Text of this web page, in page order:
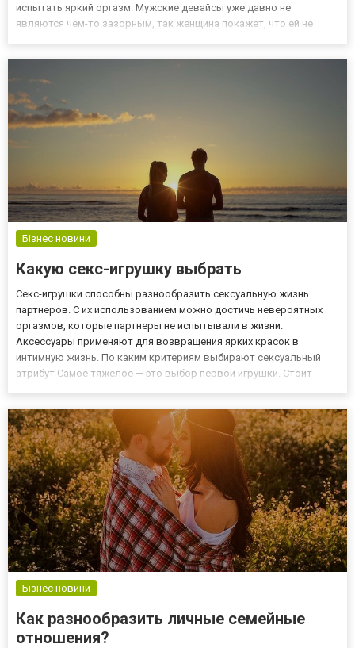
испытать яркий оргазм. Мужские девайсы уже давно не
являются чем-то зазорным, так женщина покажет, что ей не
Бізнес новини
Какую секс-игрушку выбрать
Секс-игрушки способны разнообразить сексуальную жизнь
партнеров. С их использованием можно достичь невероятных
оргазмов, которые партнеры не испытывали в жизни.
Аксессуары применяют для возвращения ярких красок в
интимную жизнь. По каким критериям выбирают сексуальный
атрибут Самое тяжелое — это выбор первой игрушки. Стоит
наркоманы, котор...
Бізнес новини
Как разнообразить личные семейные
отношения?